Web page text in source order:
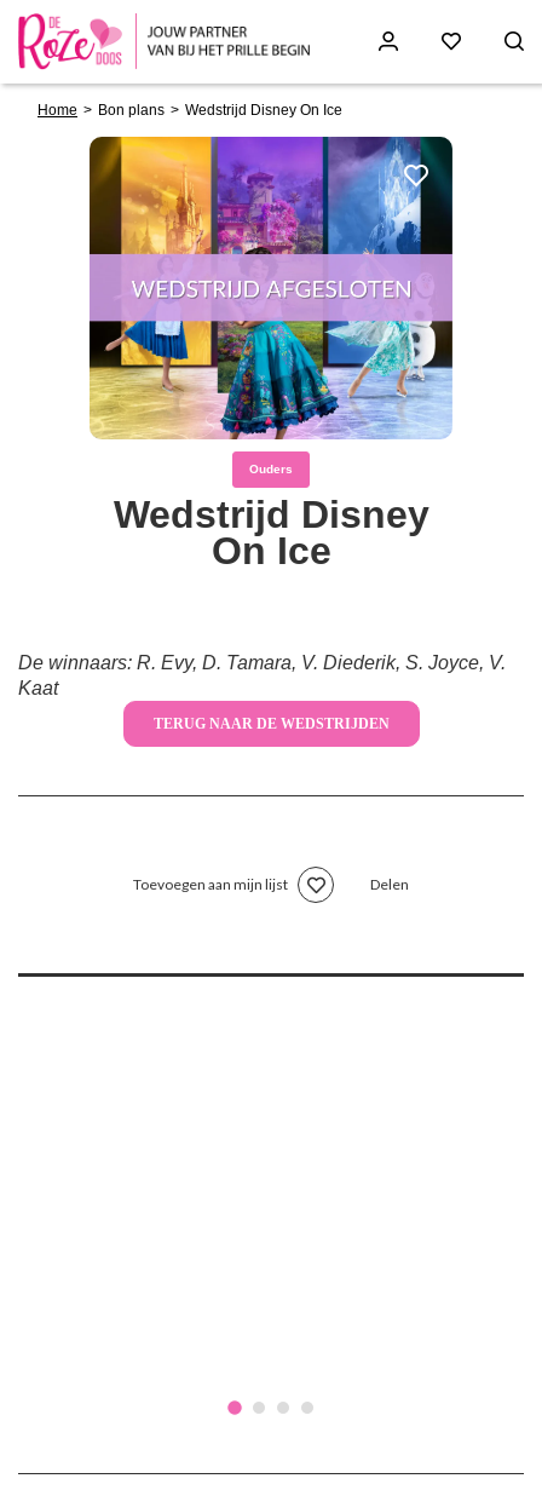
Breadcrumb
Home Bon plans Wedstrijd Disney On Ice
Ouders
Wedstrijd Disney
On Ice
De winnaars: R. Evy, D. Tamara, V. Diederik, S. Joyce, V.
Kaat
TERUG NAAR DE WEDSTRIJDEN
Toevoegen aan mijn lijst Delen